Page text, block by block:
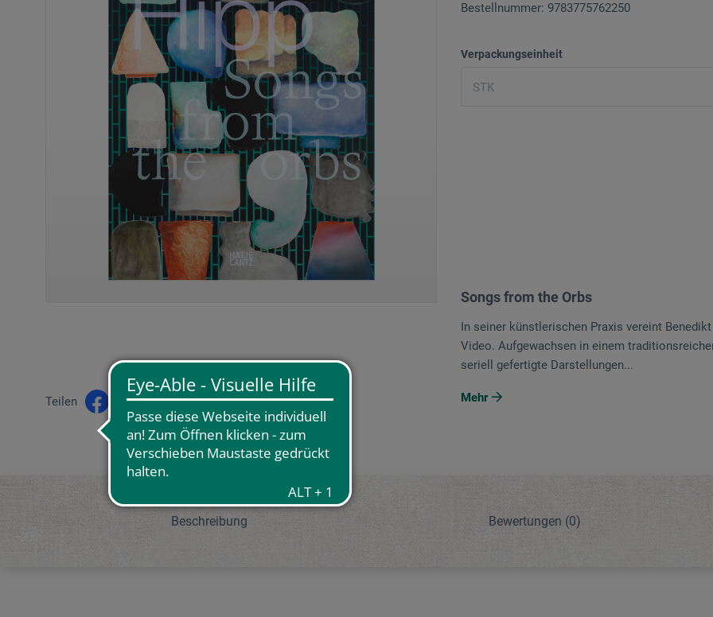
Bestellnummer: 9783775762250
Verpackungseinheit
Teilen
Songs from the Orbs
In seiner künstlerischen Praxis vereint
Video. Aufgewachsen in einem
seriell gefertigte Darstellungen...
Mehr
Beschreibung Bewertungen (0)